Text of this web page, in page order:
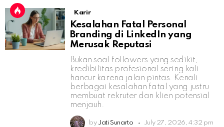
Karir
Kesalahan Fatal Personal
Branding di LinkedIn yang
Merusak Reputasi
Bukan soal followers yang sedikit,
kredibilitas profesional sering kali
hancur karena jalan pintas. Kenali
berbagai kesalahan fatal yang justru
membuat rekruter dan klien potensial
menjauh.
by Jati Sunarto July 27, 2026, 4:32 pm